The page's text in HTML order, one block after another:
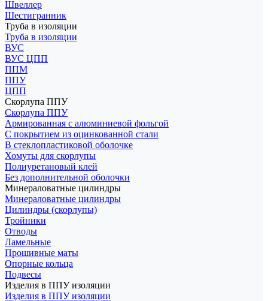
Швеллер
Шестигранник
Труба в изоляции
Труба в изоляции
ВУС
ВУС ЦПП
ППМ
ППУ
ЦПП
Скорлупа ППУ
Скорлупа ППУ
Армированная с алюминиевой фольгой
С покрытием из оцинкованной стали
В стеклопластиковой оболочке
Хомуты для скорлупы
Полиуретановый клей
Без дополнительной оболочки
Минераловатные цилиндры
Минераловатные цилиндры
Цилиндры (скорлупы)
Тройники
Отводы
Ламельные
Прошивные маты
Опорные кольца
Подвесы
Изделия в ППУ изоляции
Изделия в ППУ изоляции